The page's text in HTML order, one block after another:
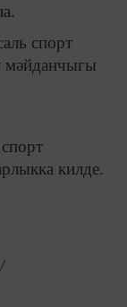
спорт
мәйданчыгы
килде.